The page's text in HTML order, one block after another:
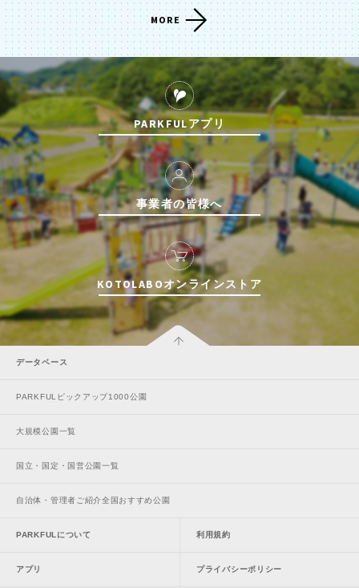
MORE
PARKFULアプリ
事業者の皆様へ
KOTOLABOオンラインストア
データベース
PARKFULピックアップ1000公園
大規模公園一覧
国立・国定・国営公園一覧
自治体・管理者ご紹介全国おすすめ公園
PARKFULについて
アプリ
利用規約
プライバシーポリシー